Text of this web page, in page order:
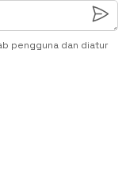
pengguna dan diatur